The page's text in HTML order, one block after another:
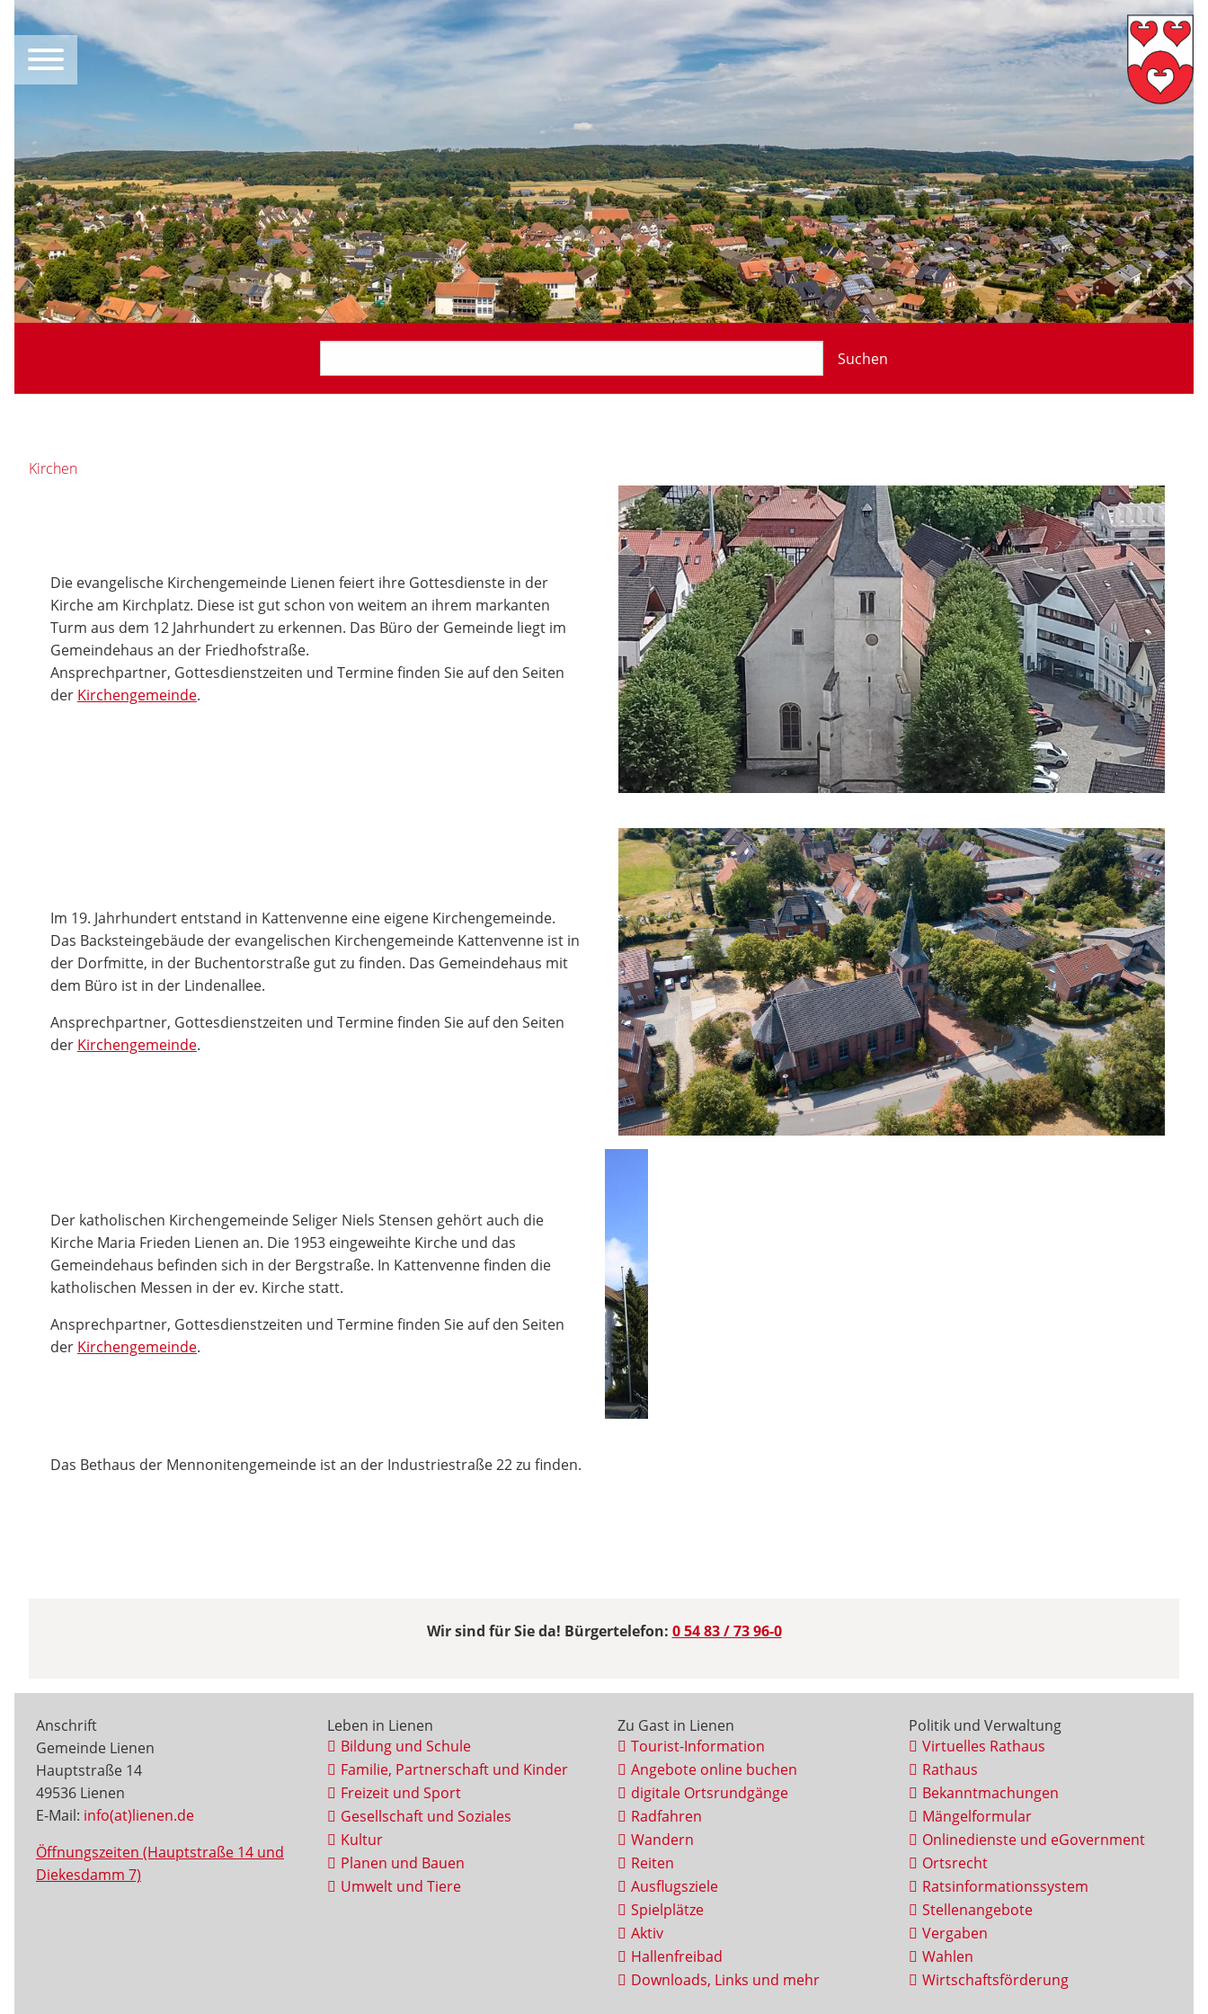
Suchen
Kirchen
Die evangelische Kirchengemeinde Lienen feiert ihre Gottesdienste in der
Kirche am Kirchplatz. Diese ist gut schon von weitem an ihrem markanten
Turm aus dem 12 Jahrhundert zu erkennen. Das Büro der Gemeinde liegt im
Gemeindehaus an der Friedhofstraße.
Ansprechpartner, Gottesdienstzeiten und Termine finden Sie auf den Seiten
der Kirchengemeinde.
Im 19. Jahrhundert entstand in Kattenvenne eine eigene Kirchengemeinde.
Das Backsteingebäude der evangelischen Kirchengemeinde Kattenvenne ist in
der Dorfmitte, in der Buchentorstraße gut zu finden. Das Gemeindehaus mit
dem Büro ist in der Lindenallee.
Ansprechpartner, Gottesdienstzeiten und Termine finden Sie auf den Seiten
der Kirchengemeinde.
Der katholischen Kirchengemeinde Seliger Niels Stensen gehört auch die
Kirche Maria Frieden Lienen an. Die 1953 eingeweihte Kirche und das
Gemeindehaus befinden sich in der Bergstraße. In Kattenvenne finden die
katholischen Messen in der ev. Kirche statt.
Ansprechpartner, Gottesdienstzeiten und Termine finden Sie auf den Seiten
der Kirchengemeinde.
Das Bethaus der Mennonitengemeinde ist an der Industriestraße 22 zu finden.
Wir sind für Sie da! Bürgertelefon: 0 54 83 / 73 96-0
Anschrift
Gemeinde Lienen
Hauptstraße 14
49536 Lienen
E-Mail: info(at)lienen.de
Öffnungszeiten (Hauptstraße 14 und
Diekesdamm 7)
Leben in Lienen
Bildung und Schule
Familie, Partnerschaft und Kinder
Freizeit und Sport
Gesellschaft und Soziales
Kultur
Planen und Bauen
Umwelt und Tiere
Zu Gast in Lienen
Tourist-Information
Angebote online buchen
digitale Ortsrundgänge
Radfahren
Wandern
Reiten
Ausflugsziele
Spielplätze
Aktiv
Hallenfreibad
Downloads, Links und mehr
Politik und Verwaltung
Virtuelles Rathaus
Rathaus
Bekanntmachungen
Mängelformular
Onlinedienste und eGovernment
Ortsrecht
Ratsinformationssystem
Stellenangebote
Vergaben
Wahlen
Wirtschaftsförderung